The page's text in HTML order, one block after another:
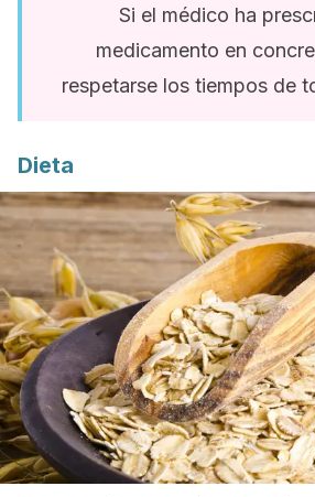
Si el médico ha
medicamento en
respetarse los tiempos de
Dieta